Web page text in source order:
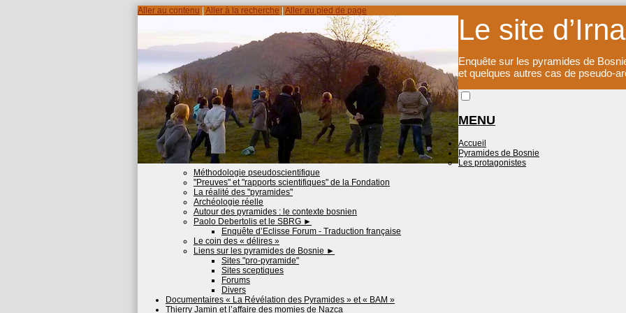
Aller au contenu Aller à la recherche Aller au pied de page
Le site d’Irna
Enquête sur les pyramides de
et quelques autres cas de pseudo-
MENU
Accueil
Pyramides de Bosnie
Les protagonistes
Méthodologie pseudoscientifique
"Preuves" et "rapports scientifiques" de la Fondation
La réalité des "pyramides"
Archéologie réelle
Autour des pyramides : le contexte bosnien
Paolo Debertolis et le SBRG ►
Enquête d’Eclisse Forum - Traduction française
Le coin des « délires »
Liens sur les pyramides de Bosnie ►
Sites "pro-pyramide"
Sites sceptiques
Forums
Divers
Documentaires « La Révélation des Pyramides » et « BAM »
Thierry Jamin et l’affaire des momies de Nazca